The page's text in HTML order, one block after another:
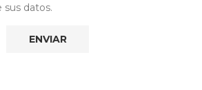
sus datos.